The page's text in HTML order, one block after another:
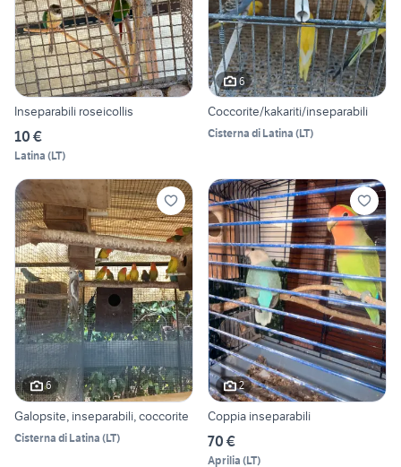
Inseparabili roseicollis
10 €
Latina (LT)
6
Coccorite/kakariti/inseparabili
Cisterna di Latina (LT)
6
Galopsite, inseparabili, coccorite
Cisterna di Latina (LT)
2
Coppia inseparabili
70 €
Aprilia (LT)